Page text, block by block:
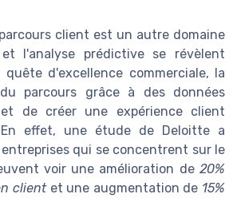
client est un autre domaine
et l'analyse prédictive se révèlent
d'excellence commerciale, la
parcours grâce à des données
de créer une expérience client
En effet, une étude de Deloitte a
qui se concentrent sur le
voir une amélioration de 20%
clientet une augmentation de 15%